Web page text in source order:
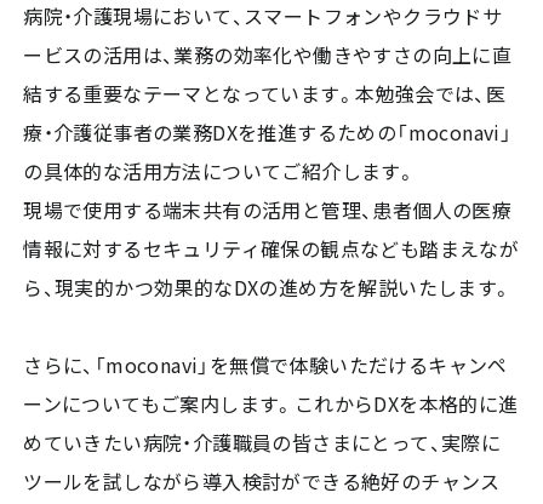
病院・介護現場において、スマートフォンやクラウドサ
ービスの活用は、業務の効率化や働きやすさの向上に直
結する重要なテーマとなっています。本勉強会では、医
療・介護従事者の業務DXを推進するための「moconavi」
の具体的な活用方法についてご紹介します。
現場で使用する端末共有の活用と管理、患者個人の医療
情報に対するセキュリティ確保の観点なども踏まえなが
ら、現実的かつ効果的なDXの進め方を解説いたします。
さらに、「moconavi」を無償で体験いただけるキャンペ
ーンについてもご案内します。これからDXを本格的に進
めていきたい病院・介護職員の皆さまにとって、実際に
ツールを試しながら導入検討ができる絶好のチャンス